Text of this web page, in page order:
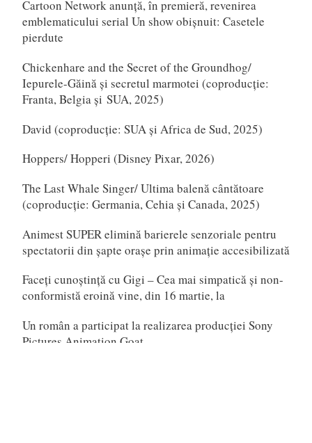
Cartoon Network anunță, în premieră, revenirea
emblematicului serial Un show obișnuit: Casetele
pierdute
Chickenhare and the Secret of the Groundhog/
Iepurele-Găină și secretul marmotei (coproducție:
Franta, Belgia și SUA, 2025)
David (coproducție: SUA și Africa de Sud, 2025)
Hoppers/ Hopperi (Disney Pixar, 2026)
The Last Whale Singer/ Ultima balenă cântătoare
(coproducție: Germania, Cehia și Canada, 2025)
Animest SUPER elimină barierele senzoriale pentru
spectatorii din șapte orașe prin animație accesibilizată
Faceți cunoștință cu Gigi – Cea mai simpatică și non-
conformistă eroină vine, din 16 martie, la
Un român a participat la realizarea producției Sony
Pictures Animation Goat